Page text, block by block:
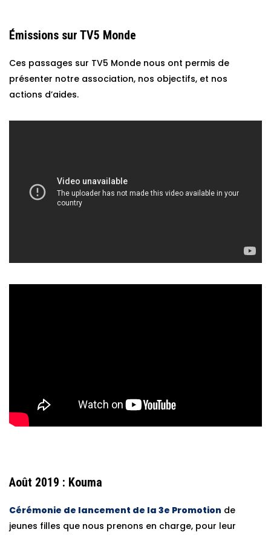
Émissions sur TV5 Monde
Ces passages sur TV5 Monde nous ont permis de
présenter notre association, nos objectifs, et nos
actions d’aides.
Août 2019 : Kouma
Cérémonie de lancement de la 3e Promotion de
jeunes filles que nous prenons en charge, pour leur